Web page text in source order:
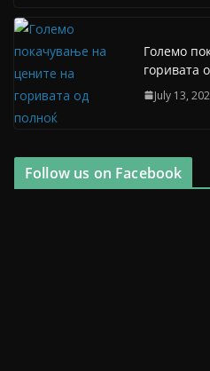
Големо
горивата
July 13,
Follow us on Facebook